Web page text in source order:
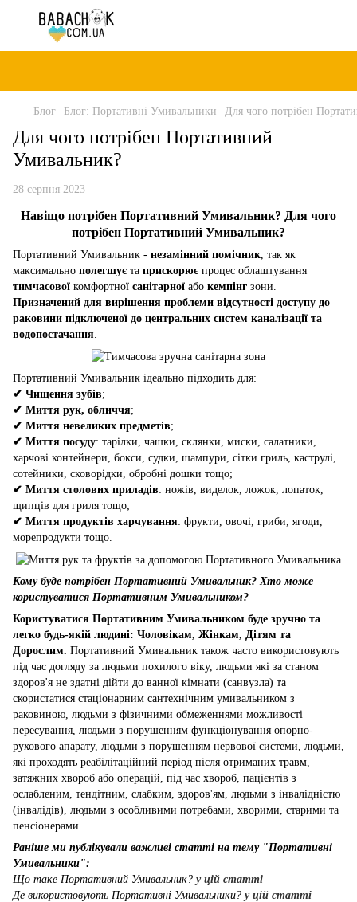
Блог Блог: Портативні Умивальники Для чого потрібен
Для чого потрібен Портативний
Умивальник?
28 серпня 2023
Навіщо потрібен Портативний Умивальник? Для чого
потрібен Портативний Умивальник?
Портативний Умивальник - незамінний помічник, так як
максимально полегшує та прискорює процес облаштування
тимчасової комфортної санітарної або кемпінг зони.
Призначений для вирішення проблеми відсутності доступу до
раковини підключеної до центральних систем каналізації та
водопостачання.
Портативний Умивальник ідеально підходить для:
✔ Чищення зубів;
✔ Миття рук, обличчя;
✔ Миття невеликих предметів;
✔ Миття посуду: тарілки, чашки, склянки, миски, салатники,
харчові контейнери, бокси, судки, шампури, сітки гриль, каструлі,
сотейники, сковорідки, обробні дошки тощо;
✔ Миття столових приладів: ножів, виделок, ложок, лопаток,
щипців для гриля тощо;
✔ Миття продуктів харчування: фрукти, овочі, гриби, ягоди,
морепродукти тощо.
Кому буде потрібен Портативний Умивальник? Хто може
користуватися Портативним Умивальником?
Користуватися Портативним Умивальником буде зручно та
легко будь-якій людині: Чоловікам, Жінкам, Дітям та
Дорослим. Портативний Умивальник також часто використовують
під час догляду за людьми похилого віку, людьми які за станом
здоров'я не здатні дійти до ванної кімнати (санвузла) та
скористатися стаціонарним сантехнічним умивальником з
раковиною, людьми з фізичними обмеженнями можливості
пересування, людьми з порушенням функціонування опорно-
рухового апарату, людьми з порушенням нервової системи, людьми,
які проходять реабілітаційний період після отриманих травм,
затяжних хвороб або операцій, під час хвороб, пацієнтів з
ослабленим, тендітним, слабким, здоров'ям, людьми з інвалідністю
(інвалідів), людьми з особливими потребами, хворими, старими та
пенсіонерами.
Раніше ми публікували важливі статті на тему "Портативні
Умивальники":
Що таке Портативний Умивальник? у цій статті
Де використовують Портативні Умивальники? у цій статті